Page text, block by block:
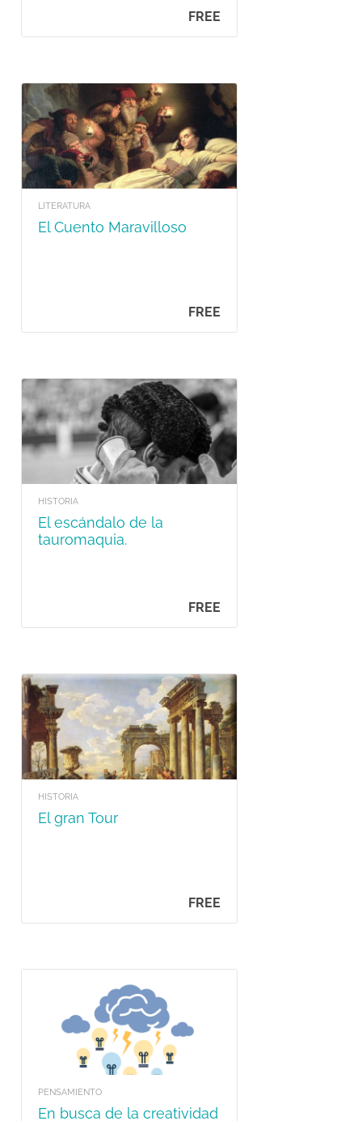
FREE
LITERATURA
El Cuento Maravilloso
FREE
HISTORIA
El escándalo de la
tauromaquia.
FREE
HISTORIA
El gran Tour
FREE
PENSAMIENTO
En busca de la creatividad